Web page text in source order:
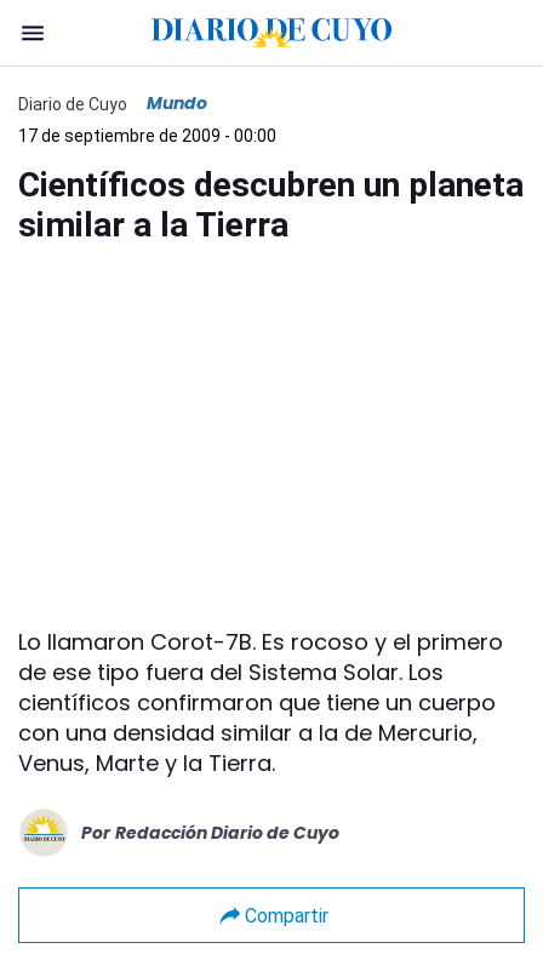
Diario de Cuyo Mundo
17 de septiembre de 2009 - 00:00
Científicos descubren un planeta
similar a la Tierra
Lo llamaron Corot-7B. Es rocoso y el primero
de ese tipo fuera del Sistema Solar. Los
científicos confirmaron que tiene un cuerpo
con una densidad similar a la de Mercurio,
Venus, Marte y la Tierra.
Por Redacción Diario de Cuyo
Compartir